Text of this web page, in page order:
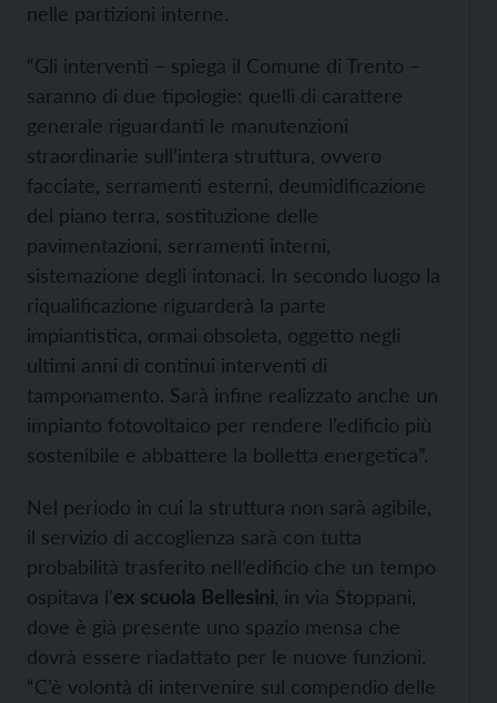
nelle partizioni interne.
“Gli interventi – spiega il Comune di Trento –
saranno di due tipologie: quelli di carattere
generale riguardanti le manutenzioni
straordinarie sull’intera struttura, ovvero
facciate, serramenti esterni, deumidificazione
del piano terra, sostituzione delle
pavimentazioni, serramenti interni,
sistemazione degli intonaci. In secondo luogo la
riqualificazione riguarderà la parte
impiantistica, ormai obsoleta, oggetto negli
ultimi anni di continui interventi di
tamponamento. Sarà infine realizzato anche un
impianto fotovoltaico per rendere l’edificio più
sostenibile e abbattere la bolletta energetica”.
Nel periodo in cui la struttura non sarà agibile,
il servizio di accoglienza sarà con tutta
probabilità trasferito nell’edificio che un tempo
ospitava l’ex scuola Bellesini , in via Stoppani,
dove è già presente uno spazio mensa che
dovrà essere riadattato per le nuove funzioni.
“C’è volontà di intervenire sul compendio delle